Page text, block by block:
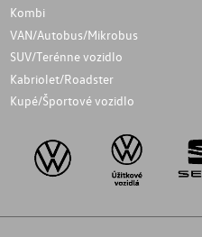
Kombi
VAN/Autobus/Mikrobus
SUV/Terénne vozidlo
Kabriolet/Roadster
Kupé/Športové vozidlo